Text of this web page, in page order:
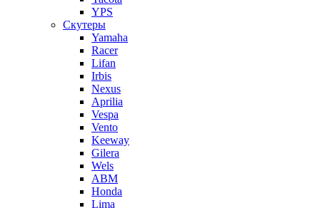
YPS
Скутеры
Yamaha
Racer
Lifan
Irbis
Nexus
Aprilia
Vespa
Vento
Keeway
Gilera
Wels
ABM
Honda
Lima